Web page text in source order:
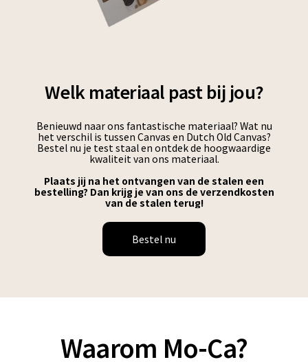
Welk materiaal past bij jou?
Benieuwd naar ons fantastische materiaal? Wat nu
het verschil is tussen Canvas en Dutch Old Canvas?
Bestel nu je test staal en ontdek de hoogwaardige
kwaliteit van ons materiaal.
Plaats jij na het ontvangen van de stalen een
bestelling? Dan krijg je van ons de verzendkosten
van de stalen terug!
Bestel nu
Waarom Mo-Ca?